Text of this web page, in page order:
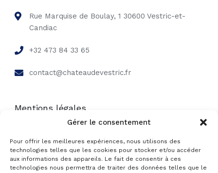
Gérer le consentement
Pour offrir les meilleures expériences, nous utilisons des
technologies telles que les cookies pour stocker et/ou accéder
aux informations des appareils. Le fait de consentir à ces
technologies nous permettra de traiter des données telles que le
Rue Marquise de Boulay, 1 30600 Vestric-et-
Candiac
+32 473 84 33 65
contact@chateaudevestric.fr
Mentions légales
Mentions légales
CGV